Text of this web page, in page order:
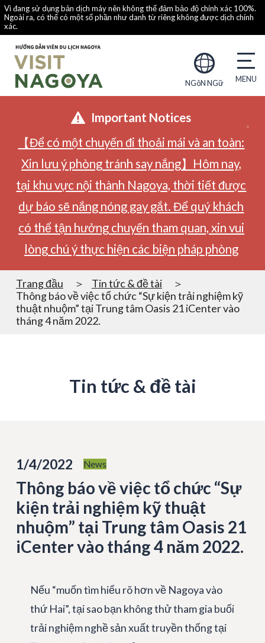
Vì đang sử dụng bản dịch máy nên không thể đảm bảo độ chính xác 100%.
Ngoài ra, có thể có một số phần như danh từ riêng không được dịch chính
xác.
NGôN NGữ
Important Notices
【Để có một chuyến đi thoải mái và an toàn:
Xin lưu ý phòng tránh say nắng】Hôm nay,
tại khu vực nội thành Nagoya, thời tiết được
dự báo sẽ nắng nóng gay gắt. Để quý khách
có thể tận hưởng chuyến tham quan, xin vui
lòng chú ý thực hiện các biện pháp phòng
Trang đầu
Tin tức & đề tài
Thông báo về việc tổ chức “Sự kiện trải nghiệm kỹ
thuật nhuộm” tại Trung tâm Oasis 21 iCenter vào
tháng 4 năm 2022.
Tin tức & đề tài
1/4/2022 News
Thông báo về việc tổ chức “Sự
kiện trải nghiệm kỹ thuật
nhuộm” tại Trung tâm Oasis 21
iCenter vào tháng 4 năm 2022.
Nếu “muốn tìm hiểu rõ hơn về Nagoya vào
thứ Hai”, tại sao bạn không thử tham gia buổi
trải nghiệm nghề sản xuất truyền thống tại